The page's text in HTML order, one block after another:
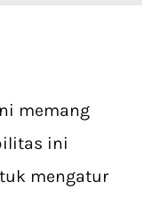
memang
ini
mengatur